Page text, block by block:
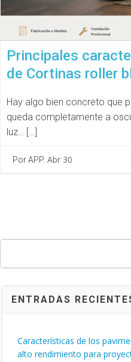
Principales
de Cortinas roller
Hay algo bien concreto que
queda completamente a
luz… […]
Por APP. Abr 30
ENTRADAS
Características de los
alto rendimiento para